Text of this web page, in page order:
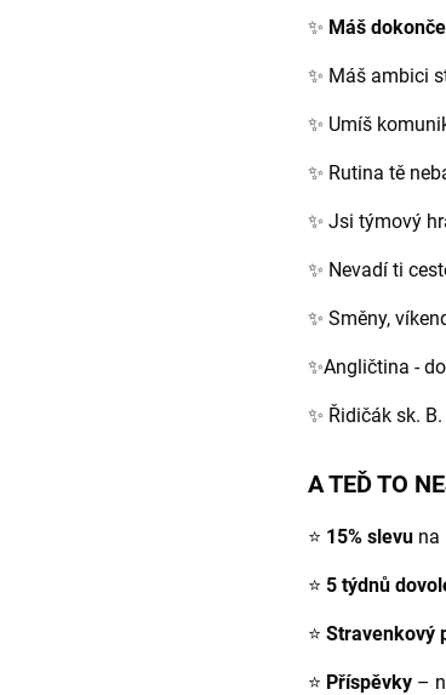
✨ Máš
✨ Máš ambici
✨ Umíš
✨ Rutina tě
✨ Jsi týmový
✨ Nevadí ti
✨ Směny,
✨Angličtina -
✨ Řidičák sk. B.
A TEĎ TO
⭐ 15% slevu na
⭐ 5 týdnů
⭐ Stravenkový
⭐ Příspěvky –